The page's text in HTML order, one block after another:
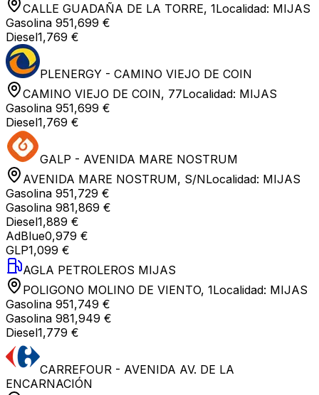
CALLE GUADAÑA DE LA TORRE, 1Localidad: MIJAS
Gasolina 951,699 €
Diesel1,769 €
PLENERGY - CAMINO VIEJO DE COIN
CAMINO VIEJO DE COIN, 77Localidad: MIJAS
Gasolina 951,699 €
Diesel1,769 €
GALP - AVENIDA MARE NOSTRUM
AVENIDA MARE NOSTRUM, S/NLocalidad: MIJAS
Gasolina 951,729 €
Gasolina 981,869 €
Diesel1,889 €
AdBlue0,979 €
GLP1,099 €
AGLA PETROLEROS MIJAS
POLIGONO MOLINO DE VIENTO, 1Localidad: MIJAS
Gasolina 951,749 €
Gasolina 981,949 €
Diesel1,779 €
CARREFOUR - AVENIDA AV. DE LA
ENCARNACIÓN